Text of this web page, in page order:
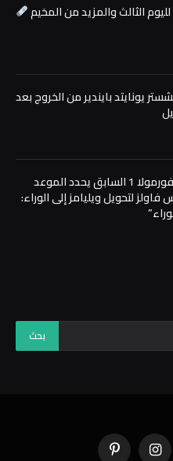
الثالث والمزيد من المخيم
يونايتد بايندير من الخروج بعد
رئيس فريق الفورمولا 1 السابق يحدد الموعد
لتحويل ويليامز إلى الوراء:
الانستغرامبينتيريست